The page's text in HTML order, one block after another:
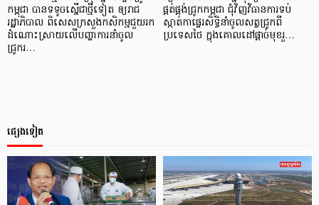
កម្ពុជា បានទទូចស្នើជាថ្មីទៀត ឲ្យរាជ
រដ្ឋាភិបាល ពិសេសក្រសួងកសិកម្មជួយរក
ដំណោះស្រាយលើបញ្ហាការនាំចូល
ជ្រូករ…
ផ្គត់ផ្គង់ជ្រូកកម្ពុជា ជុំវិញវិធានការទប់
ស្កាត់កាផ្ទេរសិទ្ធិនាំចូលសត្វជ្រូកពី
ប្រទេសថៃ ក្នុងគោលដៅផ្តាច់មុខរួ…
ផ្សេងទៀត